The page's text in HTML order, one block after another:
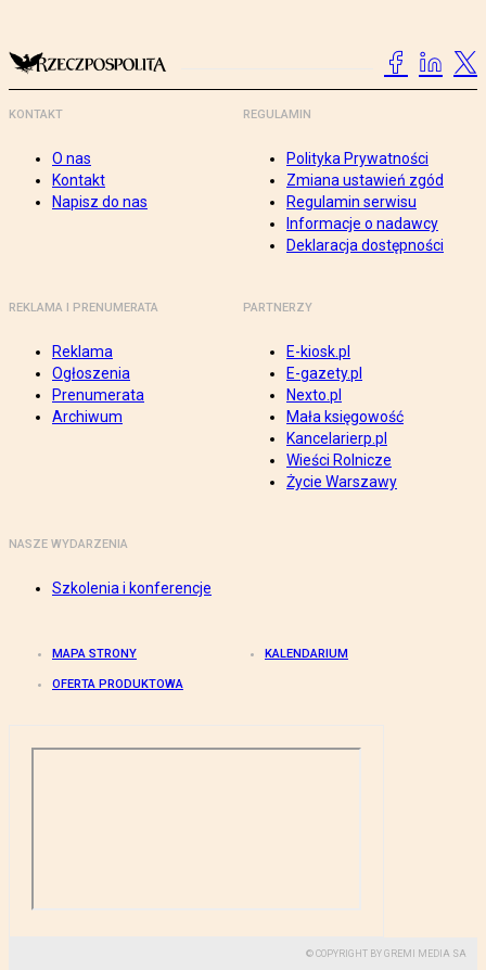
KONTAKT
O nas
Kontakt
Napisz do nas
REGULAMIN
Polityka Prywatności
Zmiana ustawień zgód
Regulamin serwisu
Informacje o nadawcy
Deklaracja dostępności
REKLAMA I PRENUMERATA
Reklama
Ogłoszenia
Prenumerata
Archiwum
PARTNERZY
E-kiosk.pl
E-gazety.pl
Nexto.pl
Mała księgowość
Kancelarierp.pl
Wieści Rolnicze
Życie Warszawy
NASZE WYDARZENIA
Szkolenia i konferencje
MAPA STRONY KALENDARIUM
OFERTA PRODUKTOWA
© COPYRIGHT BY GREMI MEDIA SA